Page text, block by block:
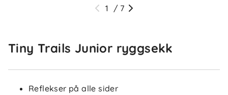
1 / 7
Tiny Trails Junior ryggsekk
Reflekser på alle sider